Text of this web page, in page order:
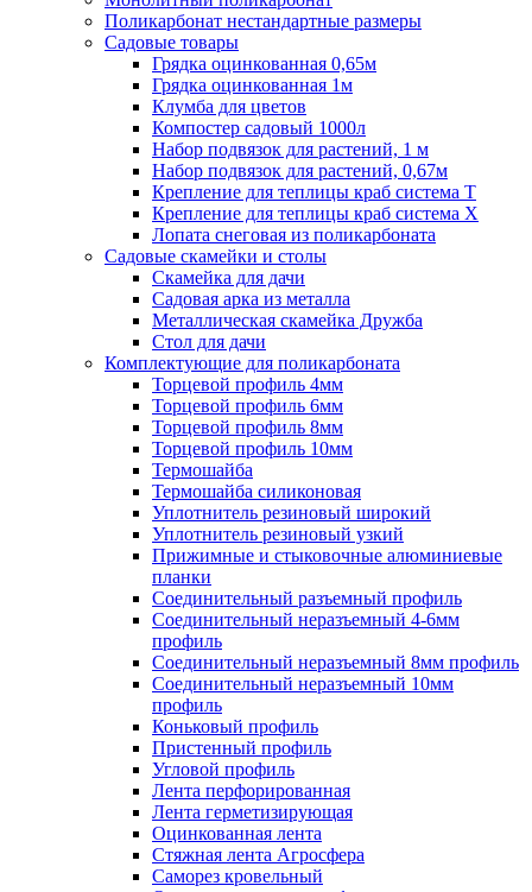
Поликарбонат нестандартные размеры
Садовые товары
Грядка оцинкованная 0,65м
Грядка оцинкованная 1м
Клумба для цветов
Компостер садовый 1000л
Набор подвязок для растений, 1 м
Набор подвязок для растений, 0,67м
Крепление для теплицы краб система Т
Крепление для теплицы краб система Х
Лопата снеговая из поликарбоната
Садовые скамейки и столы
Скамейка для дачи
Садовая арка из металла
Металлическая скамейка Дружба
Стол для дачи
Комплектующие для поликарбоната
Торцевой профиль 4мм
Торцевой профиль 6мм
Торцевой профиль 8мм
Торцевой профиль 10мм
Термошайба
Термошайба силиконовая
Уплотнитель резиновый широкий
Уплотнитель резиновый узкий
Прижимные и стыковочные алюминиевые
планки
Соединительный разъемный профиль
Соединительный неразъемный 4-6мм
профиль
Соединительный неразъемный 8мм профиль
Соединительный неразъемный 10мм
профиль
Коньковый профиль
Пристенный профиль
Угловой профиль
Лента перфорированная
Лента герметизирующая
Оцинкованная лента
Стяжная лента Агросфера
Саморез кровельный